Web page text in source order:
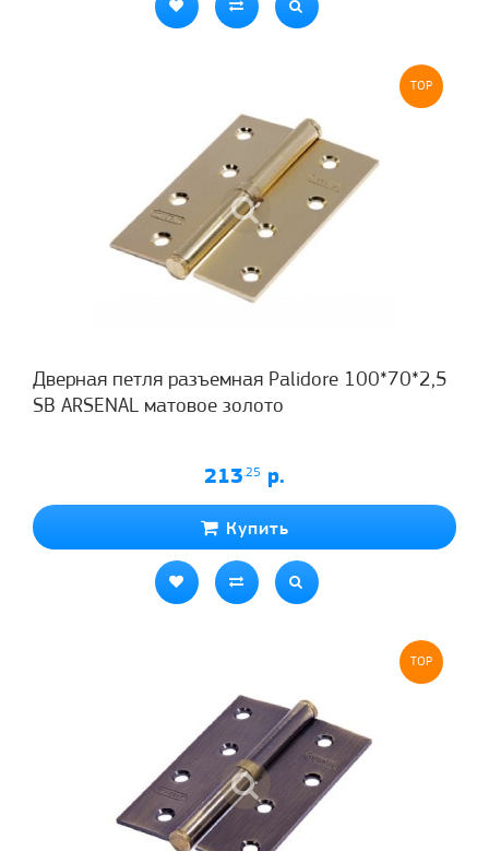
TOP
Дверная петля разъемная Palidore 100*70*2,5
SВ ARSENAL матовое золото
213.25 р.
Купить
TOP